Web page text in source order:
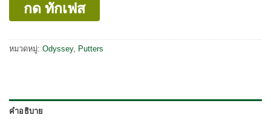
กด ทักเฟส
หมวดหมู่: Odyssey, Putters
คำอธิบาย